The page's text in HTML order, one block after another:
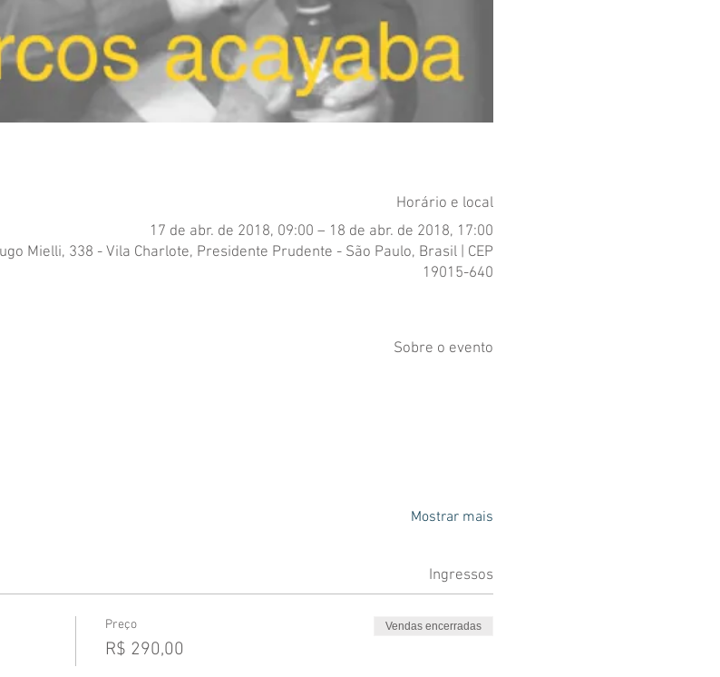
Horário e local
17 de abr. de 2018, 09:00 – 18 de abr. de 2018, 17:00
Mielli, 338 - Vila Charlote, Presidente Prudente - São Paulo, Brasil | CEP
19015-640
Sobre o evento
Mostrar mais
Ingressos
Preço
R$ 290,00
Vendas encerradas